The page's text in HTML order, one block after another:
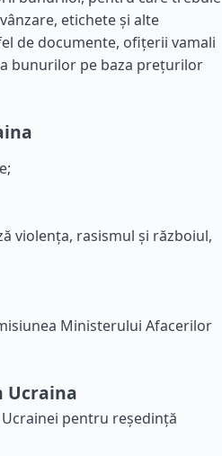
etichete și alte
de documente, ofițerii vamali
bunurilor pe baza prețurilor
violența, rasismul și războiul,
Ministerului Afacerilor
Ucraina
pentru reședință